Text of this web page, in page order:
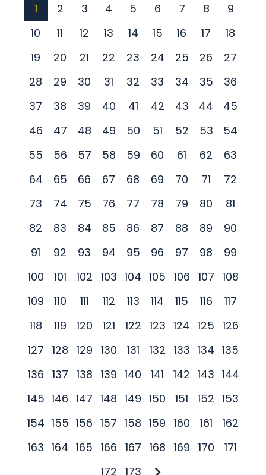
1 2 3 4 5 6 7 8
9
10
11 12 13 14 15 16 17
18
19
20 21 22 23 24 25 26
27
28
29 30 31 32 33 34 35
36
37
38 39 40 41 42 43 44
45
46
47 48 49 50 51 52 53
54
55
56 57 58 59 60 61 62
63
64
65 66 67 68 69 70 71
72
73
74 75 76 77 78 79 80
81
82
83 84 85 86 87 88 89
90
91
92 93 94 95 96 97 98
99
100
101 102 103 104 105 106 107 108
109
110 111 112 113 114 115 116
117
118
119 120 121 122 123 124 125 126
127 128 129 130 131 132 133 134 135
136 137 138 139 140 141 142 143 144
145 146 147 148 149 150 151 152 153
154 155 156 157 158 159 160 161
162
163 164 165 166 167 168 169 170
171
172 173